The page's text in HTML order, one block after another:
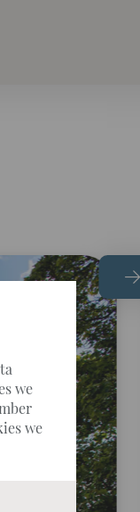
we
we